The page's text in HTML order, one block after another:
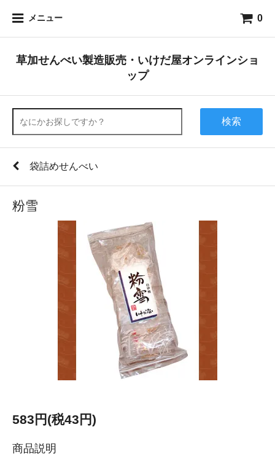
メニュー 0
草加せんべい製造販売・いけだ屋オンラインショ
ップ
検索
袋詰めせんべい
粉雪
583円(税43円)
商品説明